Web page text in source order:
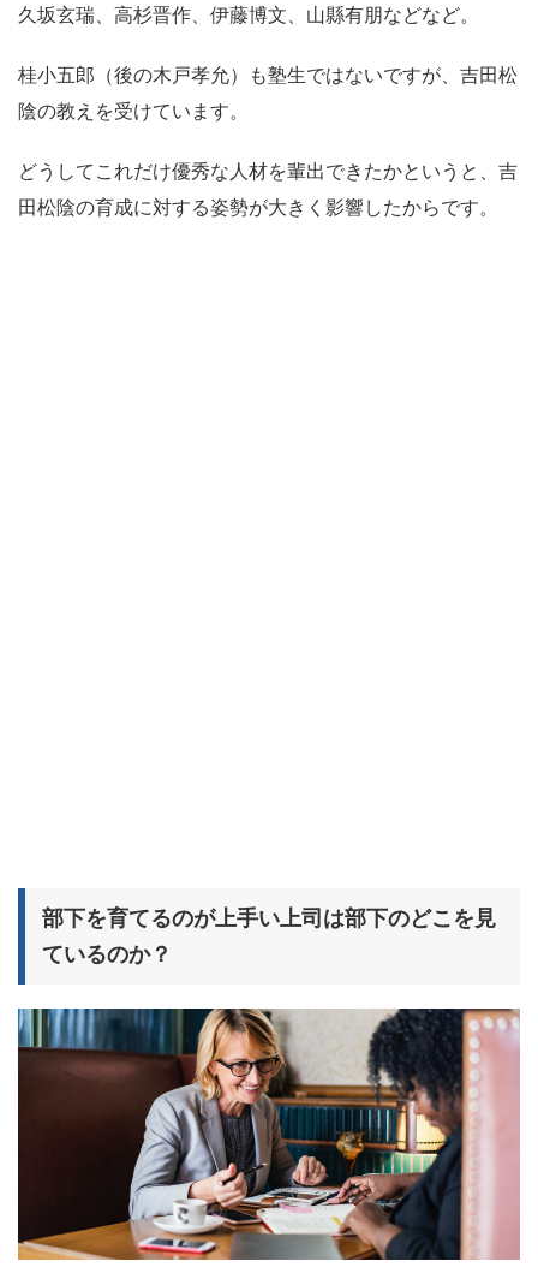
久坂玄瑞、高杉晋作、伊藤博文、山縣有朋などなど。
桂小五郎（後の木戸孝允）も塾生ではないですが、吉田松
陰の教えを受けています。
どうしてこれだけ優秀な人材を輩出できたかというと、吉
田松陰の育成に対する姿勢が大きく影響したからです。
部下を育てるのが上手い上司は部下のどこを見
ているのか？